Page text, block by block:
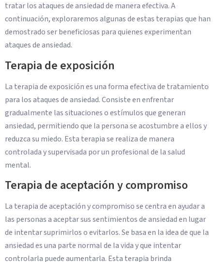
tratar los ataques de ansiedad de manera efectiva. A
continuación, exploraremos algunas de estas terapias que han
demostrado ser beneficiosas para quienes experimentan
ataques de ansiedad.
Terapia de exposición
La terapia de exposición es una forma efectiva de tratamiento
para los ataques de ansiedad. Consiste en enfrentar
gradualmente las situaciones o estímulos que generan
ansiedad, permitiendo que la persona se acostumbre a ellos y
reduzca su miedo. Esta terapia se realiza de manera
controlada y supervisada por un profesional de la salud
mental.
Terapia de aceptación y compromiso
La terapia de aceptación y compromiso se centra en ayudar a
las personas a aceptar sus sentimientos de ansiedad en lugar
de intentar suprimirlos o evitarlos. Se basa en la idea de que la
ansiedad es una parte normal de la vida y que intentar
controlarla puede aumentarla. Esta terapia brinda